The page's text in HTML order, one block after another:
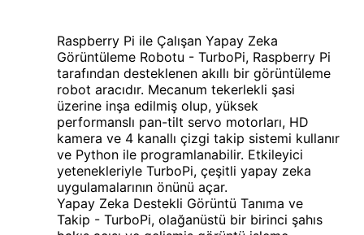
Raspberry Pi ile Çalışan Yapay Zeka
Görüntüleme Robotu - TurboPi, Raspberry Pi
tarafından desteklenen akıllı bir görüntüleme
robot aracıdır. Mecanum tekerlekli şasi
üzerine inşa edilmiş olup, yüksek
performanslı pan-tilt servo motorları, HD
kamera ve 4 kanallı çizgi takip sistemi kullanır
ve Python ile programlanabilir. Etkileyici
yetenekleriyle TurboPi, çeşitli yapay zeka
uygulamalarının önünü açar.
Yapay Zeka Destekli Görüntü Tanıma ve
Takip - TurboPi, olağanüstü bir birinci şahıs